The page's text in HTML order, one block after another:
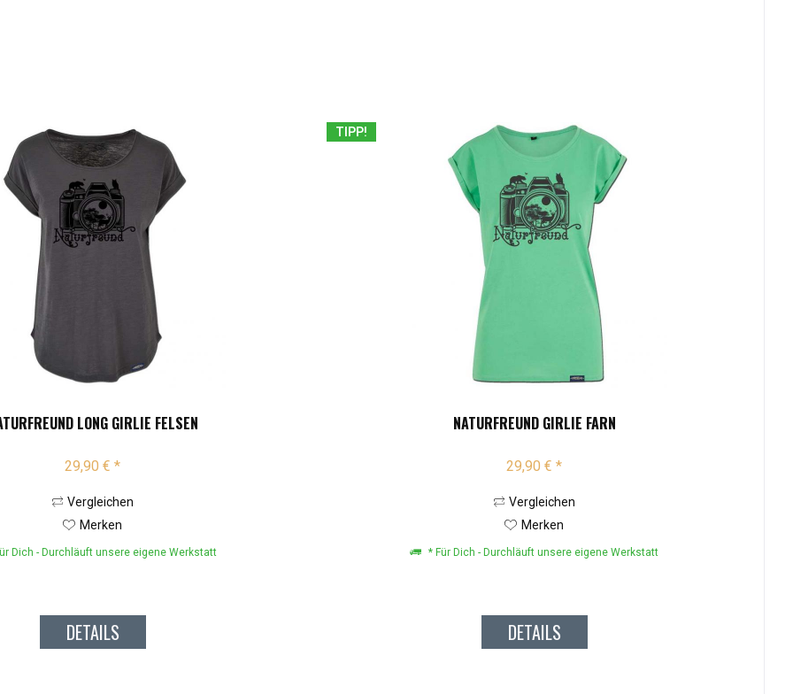
LONG GIRLIE FELSEN
29,90 € *
Vergleichen
Merken
Dich - Durchläuft unsere eigene Werkstatt
DETAILS
TIPP!
NATURFREUND GIRLIE FARN
29,90 € *
Vergleichen
Merken
* Für Dich - Durchläuft unsere eigene Werkstatt
DETAILS